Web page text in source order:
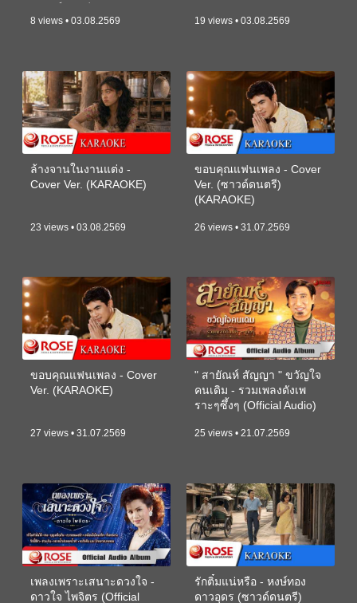
8 views • 03.08.2569 19 views • 03.08.2569
ล้างจานในงานแต่ง -
Cover Ver. (KARAOKE)
23 views • 03.08.2569
ขอบคุณแฟนเพลง - Cover
Ver. (ซาวด์ดนตรี)
(KARAOKE)
26 views • 31.07.2569
ขอบคุณแฟนเพลง - Cover
Ver. (KARAOKE)
27 views • 31.07.2569
" สายัณห์ สัญญา " ขวัญใจ
คนเดิม - รวมเพลงดังเพ
ราะๆซึ้งๆ (Official Audio)
25 views • 21.07.2569
เพลงเพราะเสนาะดวงใจ -
ดาวใจ ไพจิตร (Official
รักติ๋มแน่หรือ - หงษ์ทอง
ดาวอุดร (ซาวด์ดนตรี)